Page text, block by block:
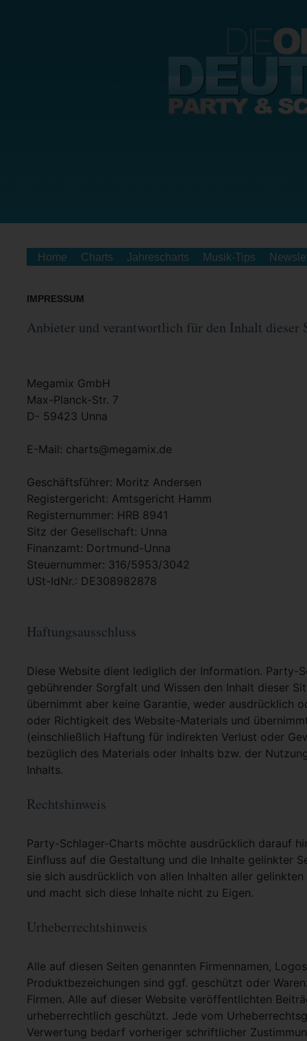
Home Charts Jahrescharts Musik-Tips
IMPRESSUM
Anbieter und verantwortlich für den Inhalt dieser
Megamix GmbH
Max-Planck-Str. 7
D- 59423 Unna
E-Mail: charts@megamix.de
Geschäftsführer: Moritz Andersen
Registergericht: Amtsgericht Hamm
Registernummer: HRB 8941
Sitz der Gesellschaft: Unna
Finanzamt: Dortmund-Unna
Steuernummer: 316/5953/3042
USt-IdNr.: DE308982878
Haftungsausschluss
Diese Website dient lediglich der Information. Party-
gebührender Sorgfalt und Wissen den Inhalt dieser
übernimmt aber keine Garantie, weder ausdrücklich
oder Richtigkeit des Website-Materials und
(einschließlich Haftung für indirekten Verlust oder
bezüglich des Materials oder Inhalts bzw. der
Inhalts.
Rechtshinweis
Party-Schlager-Charts möchte ausdrücklich darauf
Einfluss auf die Gestaltung und die Inhalte gelinkter
sie sich ausdrücklich von allen Inhalten aller
und macht sich diese Inhalte nicht zu Eigen.
Urheberrechtshinweis
Alle auf diesen Seiten genannten Firmennamen,
Produktbezeichungen sind ggf. geschützt oder
Firmen. Alle auf dieser Website veröffentlichten
urheberrechtlich geschützt. Jede vom
Verwertung bedarf vorheriger schriftlicher